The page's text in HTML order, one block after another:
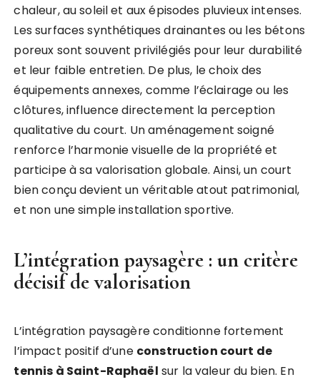
chaleur, au soleil et aux épisodes pluvieux intenses.
Les surfaces synthétiques drainantes ou les bétons
poreux sont souvent privilégiés pour leur durabilité
et leur faible entretien. De plus, le choix des
équipements annexes, comme l’éclairage ou les
clôtures, influence directement la perception
qualitative du court. Un aménagement soigné
renforce l’harmonie visuelle de la propriété et
participe à sa valorisation globale. Ainsi, un court
bien conçu devient un véritable atout patrimonial,
et non une simple installation sportive.
L’intégration paysagère : un critère
décisif de valorisation
L’intégration paysagère conditionne fortement
l’impact positif d’une construction court de
tennis à Saint-Raphaël sur la valeur du bien. En